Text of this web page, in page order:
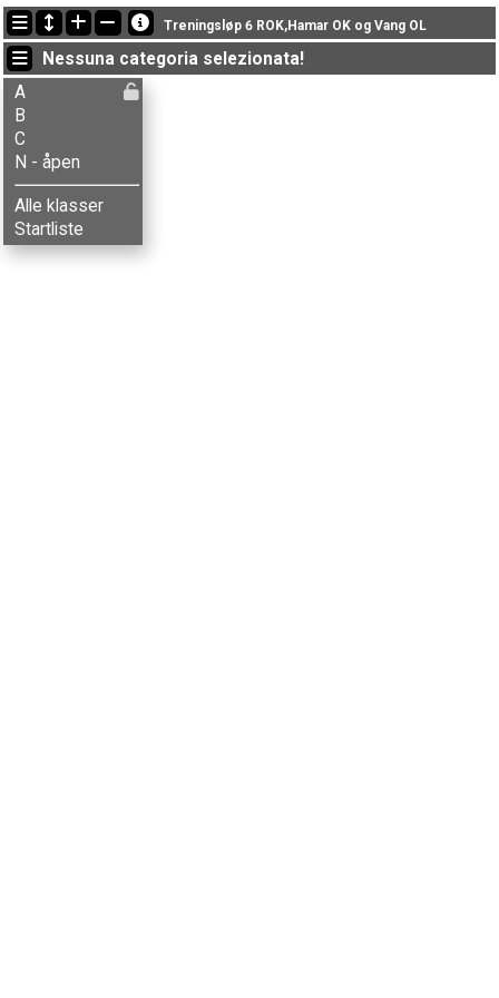
Ultimi aggiornamenti
20:05:47: Turi Nordengen (C) got new status: RI
20:01:55: Birger Peterson (B) got new status: SQ
19:25:05: Kristoffer B. Sætaberget (A) è arrivato con il tempo: 62:37 (12)
Treningsløp 6 ROK,Hamar OK og Vang OL
Nessuna categoria selezionata!
A
B
C
N - åpen
Alle klasser
Startliste